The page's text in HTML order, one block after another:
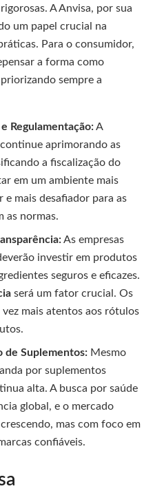
A Anvisa, por sua
um papel crucial na
Para o consumidor,
a forma como
sempre a
Regulamentação:A
aprimorando as
a fiscalização do
em um ambiente mais
e mais desafiador para as
as normas.
As empresas
investir em produtos
seguros e eficazes.
será um fator crucial. Os
mais atentos aos rótulos
de Suplementos: Mesmo
por suplementos
alta. A busca por saúde
global, e o mercado
mas com foco em
confiáveis.